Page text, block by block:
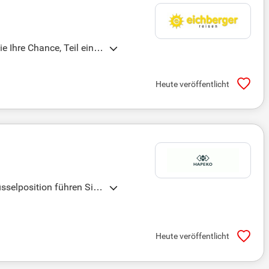
Ihre Chance, Teil eines
Heute veröffentlicht
führen Sie
auf der Sicherstell
und Opti
Ihre Karriere voranzutr
Heute veröffentlicht